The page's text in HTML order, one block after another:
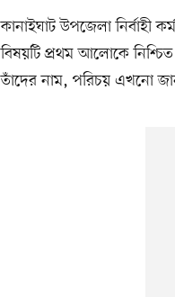
কানাইঘাট উপজেলা নির্বাহী
বিষয়টি প্রথম আলোকে
তাঁদের নাম, পরিচয় এখনো